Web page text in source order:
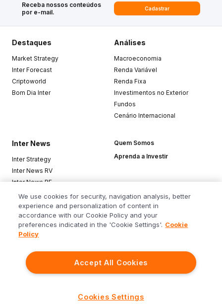
Receba nossos conteúdos
por e-mail.
Cadastrar
Siga o Inter
Destaques
Market Strategy
Inter Forecast
Criptoworld
Bom Dia Inter
Análises
Macroeconomia
Renda Variável
Renda Fixa
Investimentos no Exterior
Fundos
Cenário Internacional
Inter News
Inter Strategy
Inter News RV
Inter News RF
Top Funds
Quem Somos
Aprenda a Investir
Baixe o app
We use cookies for security, navigation analysis, better
experience and personalization of content in
accordance with our Cookie Policy and your
preferences indicated in the 'Cookie Settings'. Cookie
Policy
Accept All Cookies
Cookies Settings